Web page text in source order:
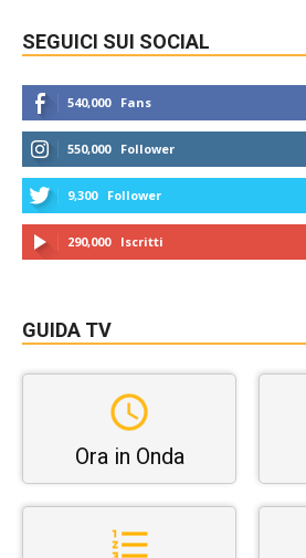
SEGUICI SUI SOCIAL
540,000 Fans
550,000 Follower
9,300 Follower
290,000 Iscritti
GUIDA TV
Ora in Onda